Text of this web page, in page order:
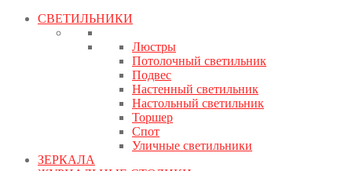
СВЕТИЛЬНИКИ
Люстры
Потолочный светильник
Подвес
Настенный светильник
Настольный светильник
Торшер
Спот
Уличные светильники
ЗЕРКАЛА